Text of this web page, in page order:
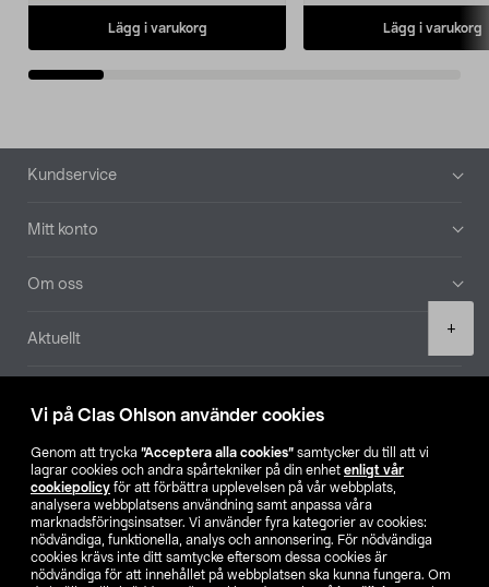
Vi på Clas Ohlson använder cookies
Genom att trycka ”Acceptera alla cookies” samtycker du till att vi
lagrar cookies och andra spårtekniker på din enhet enligt vår
cookiepolicy för att förbättra upplevelsen på vår webbplats,
analysera webbplatsens användning samt anpassa våra
marknadsföringsinsatser. Vi använder fyra kategorier av cookies:
nödvändiga, funktionella, analys och annonsering. För nödvändiga
cookies krävs inte ditt samtycke eftersom dessa cookies är
nödvändiga för att innehållet på webbplatsen ska kunna fungera. Om
+
Lägg i varukorg Lägg i varukorg
Sidfot
Kundservice
Mitt konto
Om oss
Aktuellt
Hitta butik
SE NO FI